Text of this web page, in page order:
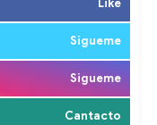
Like
Sigueme
Sigueme
Cantacto